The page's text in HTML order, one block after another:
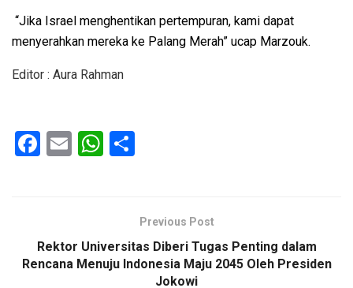
“Jika Israel menghentikan pertempuran, kami dapat
menyerahkan mereka ke Palang Merah” ucap Marzouk.
Editor : Aura Rahman
F
o
o
E
W
A
p
ePrevious Post
Rektor Universitas Diberi Tugas Penting dalam
Rencana Menuju Indonesia Maju 2045 Oleh Presiden
Jokowi